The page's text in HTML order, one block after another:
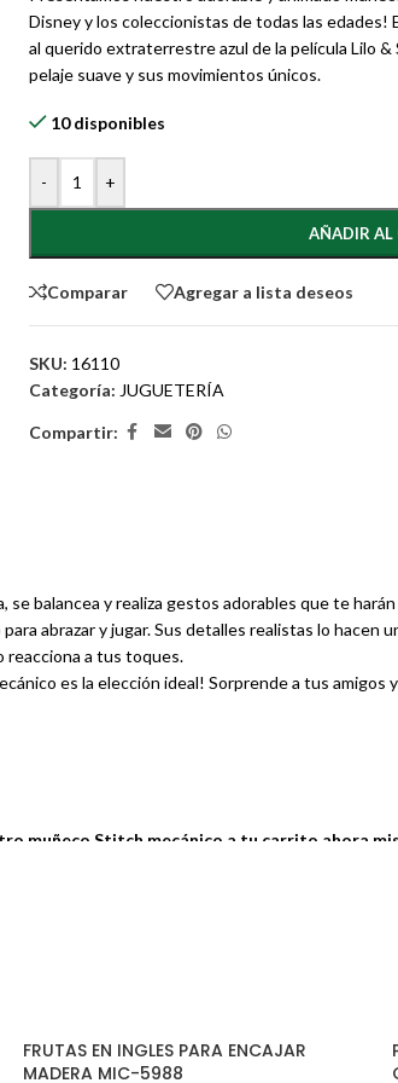
Disney y los coleccionistas de todas las
al querido extraterrestre azul de la película Lilo
pelaje suave y sus movimientos únicos.
10 disponibles
- +
AÑADIR AL
Comparar Agregar a lista deseos
SKU: 16110
Categoría: JUGUETERÍA
Compartir:
balancea y realiza gestos adorables que te
abrazar y jugar. Sus detalles realistas lo hacen
reacciona a tus toques.
es la elección ideal! Sorprende a tus amigos
muñeco Stitch mecánico a tu carrito ahora
FRUTAS EN INGLES PARA ENCAJAR
MADERA MIC-5988